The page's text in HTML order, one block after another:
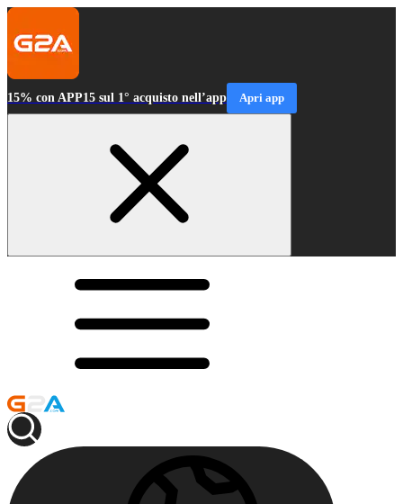
15% con APP15 sul 1° acquisto nell’app Apri app